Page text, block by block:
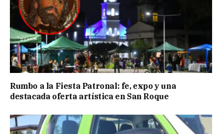
Rumbo a la Fiesta Patronal: fe, expo y una
destacada oferta artística en San Roque